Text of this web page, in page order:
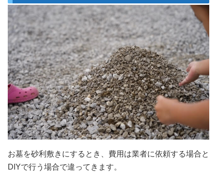
お墓を砂利敷きにするとき、費用は業者に依頼する場合と
DIYで行う場合で違ってきます。